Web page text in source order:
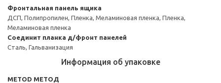
Фронтальная панель ящика
ДСП, Полипропилен, Пленка, Меламиновая пленка, Пленка,
Меламиновая пленка
Соединит планка д/фронт панелей
Сталь, Гальванизация
Информация об упаковке
METOD МЕТОД